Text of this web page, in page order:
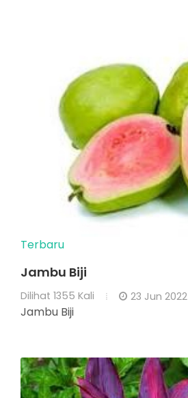
Terbaru
Jambu Biji
Dilihat 1355 Kali 23 Jun 2022
Jambu Biji